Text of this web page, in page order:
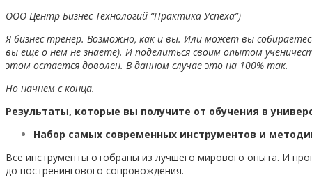
ООО Центр Бизнес Технологий “Практика Успеха”)
Я бизнес-тренер. Возможно, как и вы. Или может вы
вы еще о нем не знаете). И поделиться своим опытом
этом остается доволен. В данном случае это на 100% так.
Но начнем с конца.
Результаты, которые вы получите от обучения в
Набор самых современных инструментов и
Все инструменты отобраны из лучшего мирового опыта. И
до постренингового сопровождения.